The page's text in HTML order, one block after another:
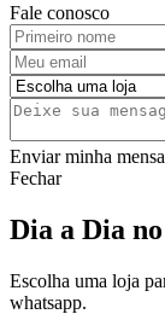
Fale conosco
Enviar minha
Fechar
Dia a Dia
Escolha uma loja
whatsapp.